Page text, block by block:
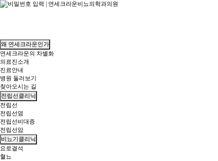
왜 연세크라운인가
연세크라운의 차별화
의료진소개
진료안내
병원 둘러보기
찾아오시는 길
전립선클리닉
전립선
전립선염
전립선비대증
전립선암
비뇨기클리닉
요로결석
혈뇨